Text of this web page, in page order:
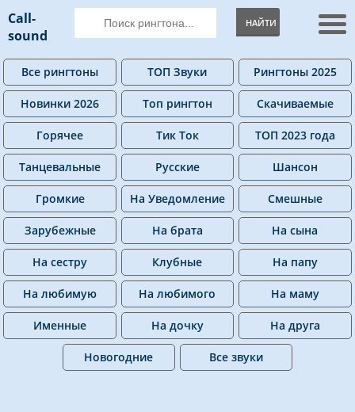
Call-
sound
НАЙТИ
Все рингтоны ТОП Звуки Рингтоны 2025
Новинки 2026 Топ рингтон Скачиваемые
Горячее Тик Ток ТОП 2023 года
Танцевальные Русские Шансон
Громкие На Уведомление Смешные
Зарубежные На брата На сына
На сестру Клубные На папу
На любимую На любимого На маму
Именные На дочку На друга
Новогодние Все звуки